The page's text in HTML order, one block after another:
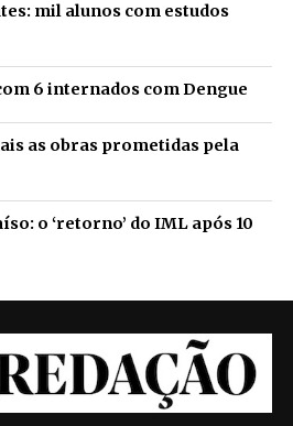
mil alunos com estudos
6 internados com Dengue
as obras prometidas pela
o ‘retorno’ do IML após 10